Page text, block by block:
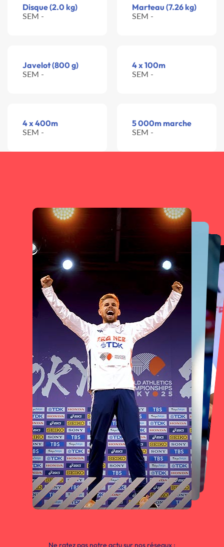
Disque (2.0 kg)
SEM -
Marteau (7.26 kg)
SEM -
Javelot (800 g)
SEM -
4 x 100m
SEM -
4 x 400m
SEM -
5 000m marche
SEM -
Ne ratez pas notre actu sur nos réseaux :